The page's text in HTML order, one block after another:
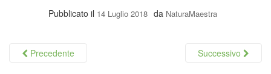
Pubblicato il 14 Luglio 2018 da NaturaMaestra
Precedente Successivo